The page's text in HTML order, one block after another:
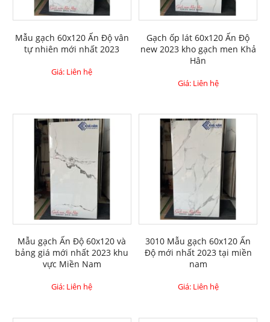
Mẫu gạch 60x120 Ấn Độ vân
tự nhiên mới nhất 2023
Giá: Liên hệ
Gạch ốp lát 60x120 Ấn Độ
new 2023 kho gạch men Khả
Hân
Giá: Liên hệ
Mẫu gạch Ấn Độ 60x120 và
bảng giá mới nhất 2023 khu
vực Miền Nam
Giá: Liên hệ
3010 Mẫu gạch 60x120 Ấn
Độ mới nhất 2023 tại miền
nam
Giá: Liên hệ